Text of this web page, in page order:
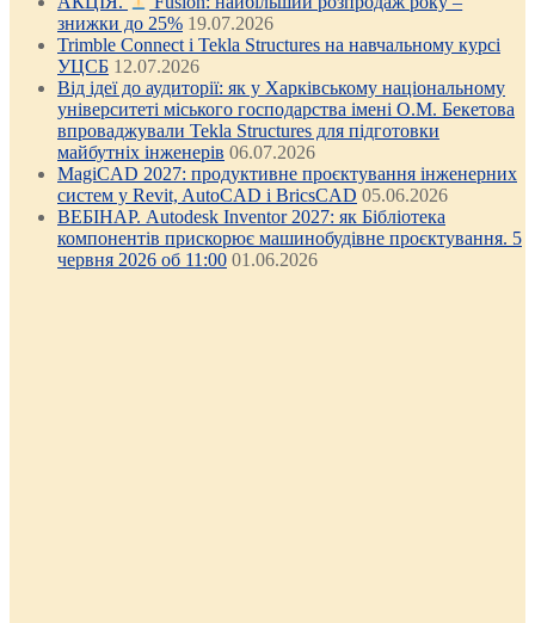
знижки до 25% 19.07.2026
Trimble Connect і Tekla Structures на навчальному курсі
УЦСБ 12.07.2026
Від ідеї до аудиторії: як у Харківському національному
університеті міського господарства імені О.М. Бекетова
впроваджували Tekla Structures для підготовки
майбутніх інженерів 06.07.2026
MagiCAD 2027: продуктивне проєктування інженерних
систем у Revit, AutoCAD і BricsCAD 05.06.2026
ВЕБІНАР. Autodesk Inventor 2027: як Бібліотека
компонентів прискорює машинобудівне проєктування. 5
червня 2026 об 11:00 01.06.2026